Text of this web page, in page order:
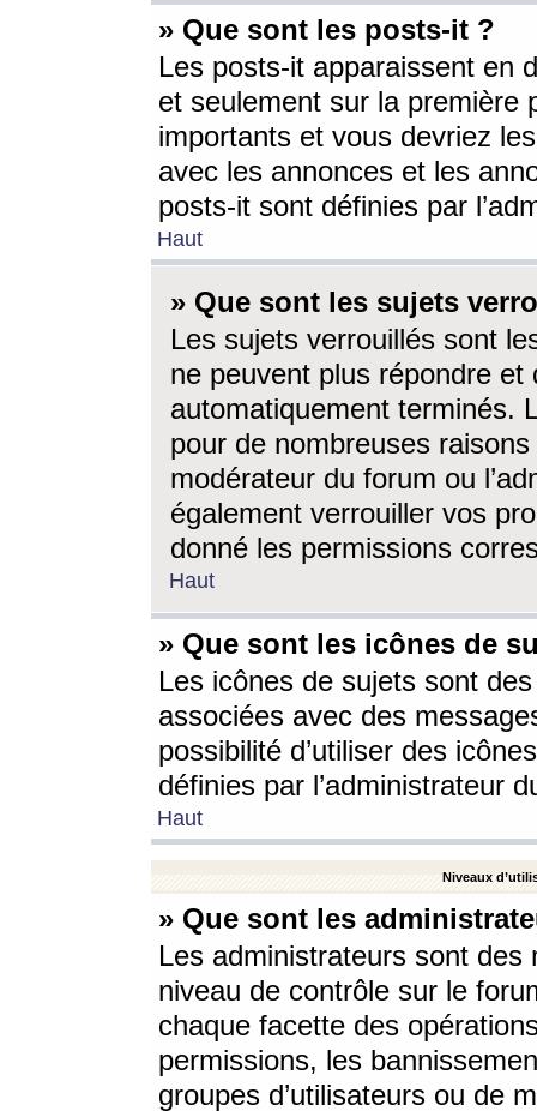
» Que sont les posts-it ?
Les posts-it apparaissent en
et seulement sur la première
importants et vous devriez
avec les annonces et les
posts-it sont définies par
Haut
» Que sont les sujets
Les sujets verrouillés sont
ne peuvent plus répondre
automatiquement terminés.
pour de nombreuses
modérateur du forum ou
également verrouiller vos
donné les permissions
Haut
» Que sont les icônes de
Les icônes de sujets sont
associées avec des
possibilité d’utiliser des
définies par l’administrateur
Haut
Niveaux
» Que sont les
Les administrateurs sont
niveau de contrôle sur le
chaque facette des
permissions, les
groupes d’utilisateurs ou de